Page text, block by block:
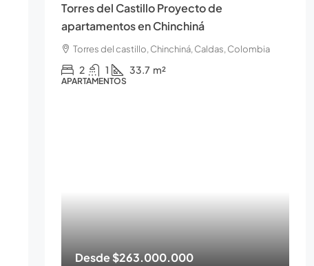
Torres del Castillo Proyecto de
apartamentos en Chinchiná
Torres del castillo, Chinchiná, Caldas, Colombia
2 1 33.7 m²
APARTAMENTOS
Desde$263.000.000